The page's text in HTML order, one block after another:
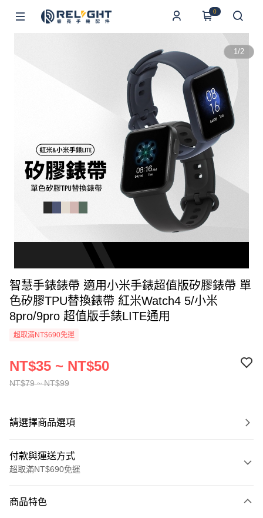
0
1/2
智慧手錶錶帶 適用小米手錶超值版矽膠錶帶 單
色矽膠TPU替換錶帶 紅米Watch4 5/小米
8pro/9pro 超值版手錶LITE通用
超取滿NT$690免運
NT$79 ~ NT$99
NT$35 ~ NT$50
請選擇商品選項
付款與運送方式
超取滿NT$690免運
信用卡一次付款
商品特色